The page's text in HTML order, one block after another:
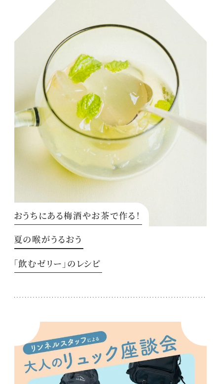
おうちにある梅酒やお茶で作る！
夏の喉がうるおう
「飲むゼリー」のレシピ